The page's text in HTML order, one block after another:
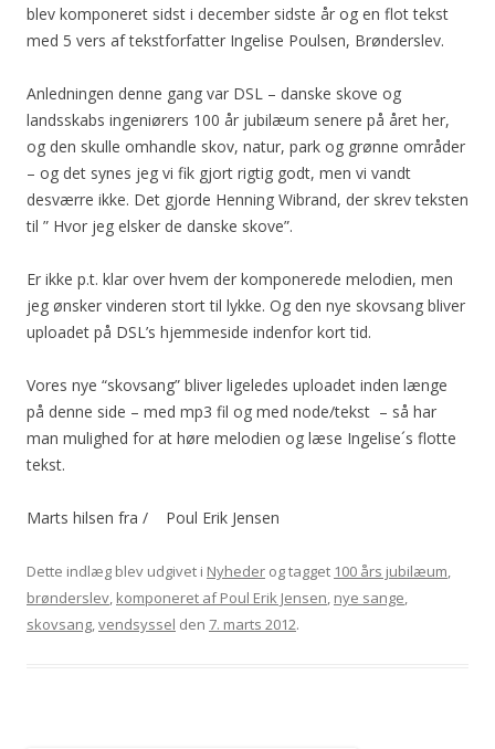
blev komponeret sidst i december sidste år og en flot tekst
med 5 vers af tekstforfatter Ingelise Poulsen, Brønderslev.
Anledningen denne gang var DSL – danske skove og
landsskabs ingeniørers 100 år jubilæum senere på året her,
og den skulle omhandle skov, natur, park og grønne områder
– og det synes jeg vi fik gjort rigtig godt, men vi vandt
desværre ikke. Det gjorde Henning Wibrand, der skrev teksten
til ” Hvor jeg elsker de danske skove”.
Er ikke p.t. klar over hvem der komponerede melodien, men
jeg ønsker vinderen stort til lykke. Og den nye skovsang bliver
uploadet på DSL’s hjemmeside indenfor kort tid.
Vores nye “skovsang” bliver ligeledes uploadet inden længe
på denne side – med mp3 fil og med node/tekst – så har
man mulighed for at høre melodien og læse Ingelise´s flotte
tekst.
Marts hilsen fra / Poul Erik Jensen
Dette indlæg blev udgivet i Nyheder og tagget 100 års jubilæum,
brønderslev, komponeret af Poul Erik Jensen, nye sange,
skovsang,vendsyssel den 7. marts 2012.